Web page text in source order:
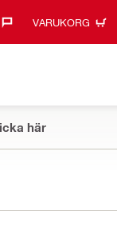
VARUKORG
här